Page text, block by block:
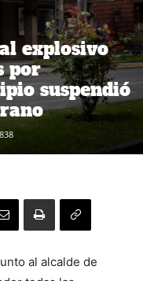
explosivo
por
suspendió
838
al alcalde de